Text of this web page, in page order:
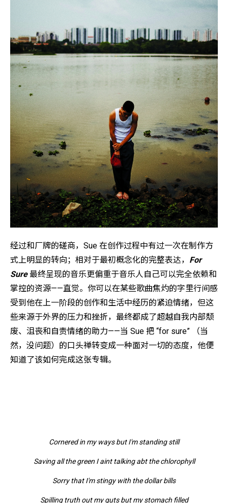
经过和厂牌的磋商，Sue 在创作过程中有过一次在制作方
式上明显的转向；相对于最初概念化的完整表达， For
Sure最终呈现的音乐更偏重于音乐人自己可以完全依赖和
掌控的资源——直觉。你可以在某些歌曲焦灼的字里行间感
受到他在上一阶段的创作和生活中经历的紧迫情绪，但这
些来源于外界的压力和挫折，最终都成了超越自我内部颓
废、沮丧和自责情绪的助力——当 Sue 把 “for sure” （当
然，没问题）的口头禅转变成一种面对一切的态度，他便
知道了该如何完成这张专辑。
Cornered in my ways but I'm standing still
Saving all the green I aint talking abt the chlorophyll
Sorry that I'm stingy with the dollar bills
Spilling truth out my guts but my stomach filled